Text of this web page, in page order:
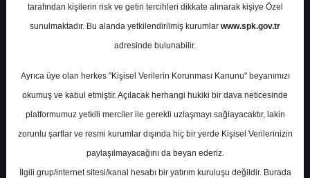
Hedef Fiyat 725.00 ₺
Getiri
%0.00
0 1
tarafından kişilerin risk ve getiri tercihleri dikkate alınarak kişiye Özel
sunulmaktadır. Bu alanda yetkilendirilmiş kurumlar www.spk.gov.tr
adresinde bulunabilir.
Ayrıca üye olan herkes "Kişisel Verilerin Korunması Kanunu" beyanımızı
okumuş ve kabul etmiştir. Açılacak herhangi hukiki bir dava neticesinde
platformumuz yetkili merciler ile gerekli uzlaşmayı sağlayacaktır, lakin
zorunlu şartlar ve resmi kurumlar dışında hiç bir yerde Kişisel Verilerinizin
paylaşılmayacağını da beyan ederiz.
İlgili grup/internet sitesi/kanal hesabı bir yatırım kuruluşu değildir. Burada